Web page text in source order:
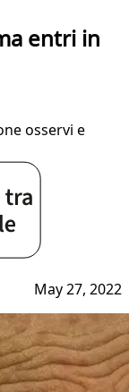
entri in
osservi e
May 27, 2022